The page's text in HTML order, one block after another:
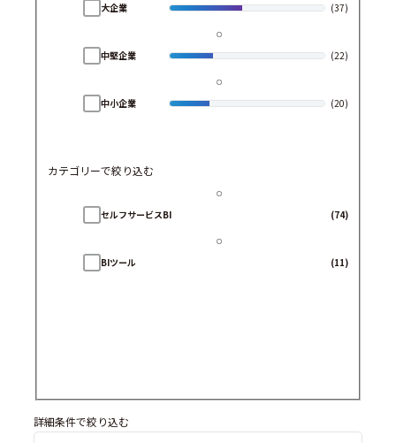
大企業 (37)
中堅企業 (22)
中小企業 (20)
カテゴリーで絞り込む
セルフサービスBI (74)
BIツール (11)
詳細条件で絞り込む